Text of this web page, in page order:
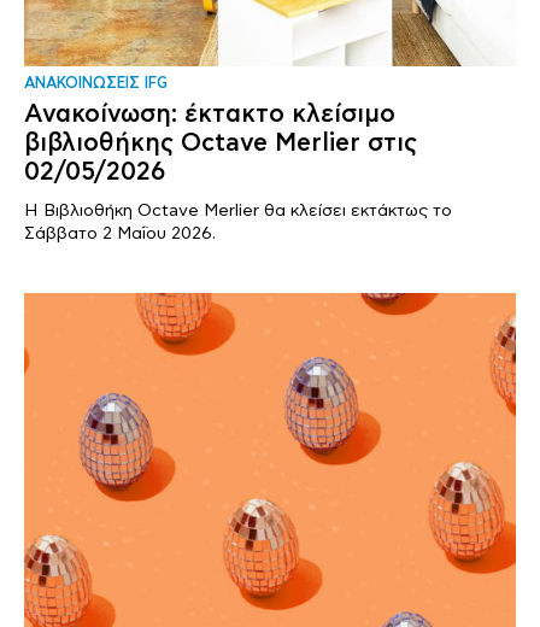
ΑΝΑΚΟΙΝΩΣΕΙΣ IFG
Ανακοίνωση: έκτακτο κλείσιμο
βιβλιοθήκης Octave Merlier στις
02/05/2026
Η Βιβλιοθήκη Octave Merlier θα κλείσει εκτάκτως το
Σάββατο 2 Μαΐου 2026.